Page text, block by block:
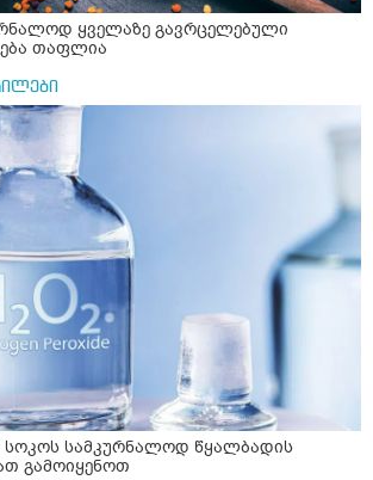
ყველაზე გავრცელებული
თაფლია
სამკურნალოდ წყალბადის
გამოიყენოთ